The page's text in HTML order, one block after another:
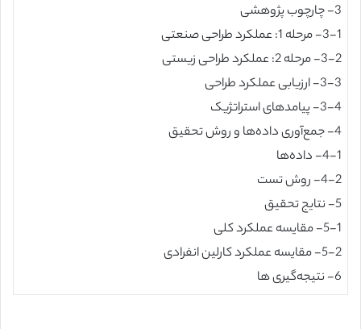
3- چارچوب پژوهشی
3-1- مرحله‌ 1: عملکرد طراحی صنعتی
3-2- مرحله‌ 2: عملکرد طراحی زیستی
3-3- ارزیابی عملکرد طراحی
3-4- پیامدهای استراتژیک
4- جمع‌آوری داده‌ها و روش تحقیق
4-1- داده‌ها
4-2- روش تست
5- نتایج تحقیق
5-1- مقایسه‌ عملکرد کلی
5-2- مقایسه‌ عملکرد کارلین انفرادی
6- نتیجه‌گیری ها